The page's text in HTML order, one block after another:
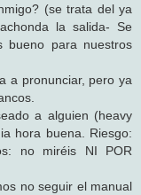
(se trata del ya
la salida- Se
para nuestros
a pronunciar, pero ya
a alguien (heavy
hora buena. Riesgo:
no miréis NI POR
no seguir el manual